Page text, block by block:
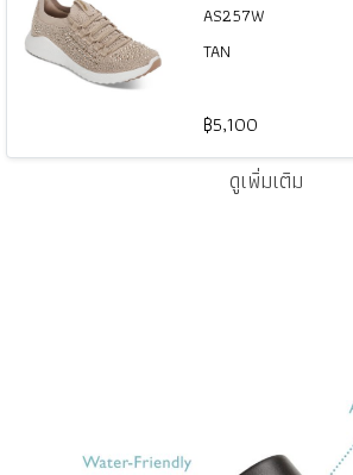
AS257W
TAN
฿5,100
ดูเพิ่มเติม